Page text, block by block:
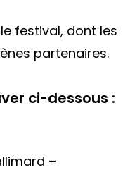
festival, dont les
partenaires.
ci-dessous :
–